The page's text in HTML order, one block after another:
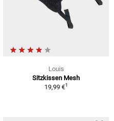
Louis
Sitzkissen Mesh
19,99 €1